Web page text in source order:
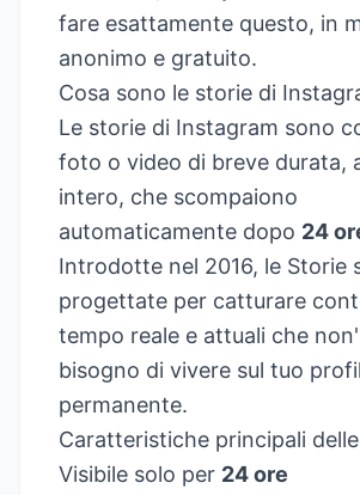
fare esattamente questo, in
anonimo e gratuito.
Cosa sono le storie di
Le storie di Instagram sono
foto o video di breve durata,
intero, che scompaiono
automaticamente dopo 24
Introdotte nel 2016, le Storie
progettate per catturare
tempo reale e attuali che
bisogno di vivere sul tuo
permanente.
Caratteristiche principali
Visibile solo per 24 ore